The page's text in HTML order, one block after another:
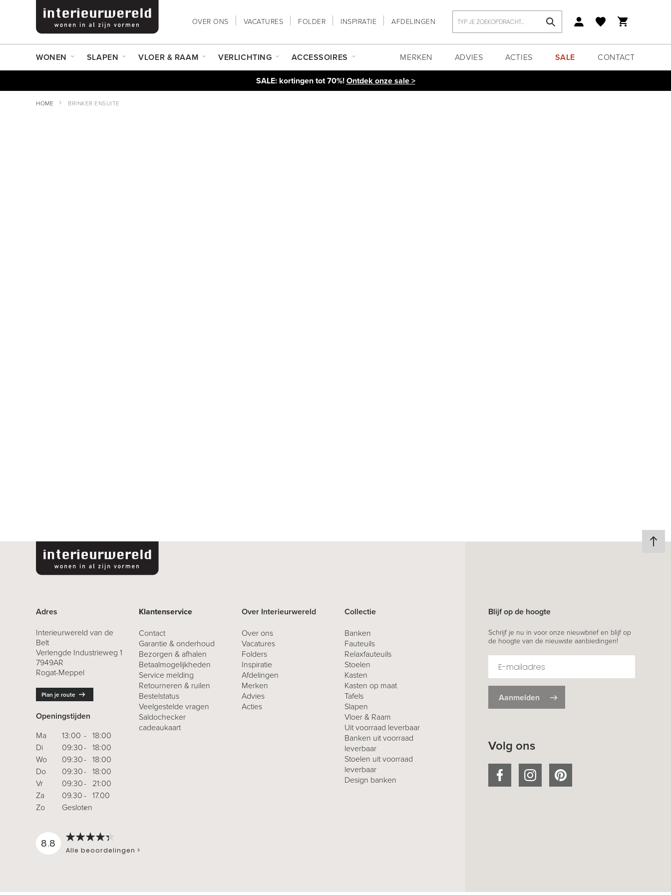
OVER ONS VACATURES FOLDER INSPIRATIE AFDELINGEN
WONEN SLAPEN VLOER & RAAM VERLICHTING ACCESSOIRES MERKEN ADVIES ACTIES SALE CONTACT
SALE: kortingen tot 70%!Ontdek onze sale >
HOME BRINKER ENSUITE
Adres
Interieurwereld van de
Belt
Verlengde Industrieweg 1
7949AR
Rogat-Meppel
Plan je route
Openingstijden
Ma
Di
Wo
Do
Vr
Za
Zo
13:00 - 18:00
09:30- 18:00
09:30- 18:00
09:30- 18:00
09:30- 21:00
09.30- 17.00
Gesloten
-
Klantenservice
Contact
Garantie & onderhoud
Bezorgen & afhalen
Betaalmogelijkheden
Service melding
Retourneren & ruilen
Bestelstatus
Veelgestelde vragen
Saldochecker
cadeaukaart
Over Interieurwereld
Over ons
Vacatures
Folders
Inspiratie
Afdelingen
Merken
Advies
Acties
Collectie
Banken
Fauteuils
Relaxfauteuils
Stoelen
Kasten
Kasten op maat
Tafels
Slapen
Vloer & Raam
Uit voorraad leverbaar
Banken uit voorraad
leverbaar
Stoelen uit voorraad
leverbaar
Design banken
8.8
Alle beoordelingen >
Blijf op de hoogte
Schrijf je nu in voor onze nieuwbrief en blijf op
de hoogte van de nieuwste aanbiedingen!
Aanmelden
Volg ons